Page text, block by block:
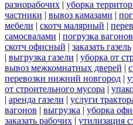
разнорабочих | уборка
частники | вывоз камазами |
мебели | скотч малярный |
самосвалами | погрузка вагонов
скотч офисный | заказать газель
| выгрузка газели | уборка от
вывоз межкомнатных дверей |
перевозки нижний новгород |
от строительного мусора |
| аренда газели | услуги
вагонов | выгрузка | уборка
заказать рабочих | утилизация